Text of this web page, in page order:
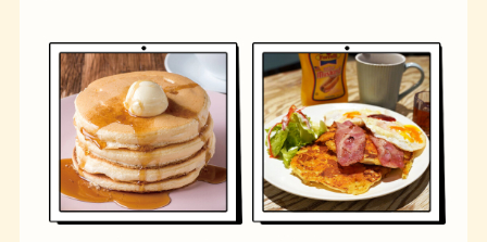
文学碑 ジェラート